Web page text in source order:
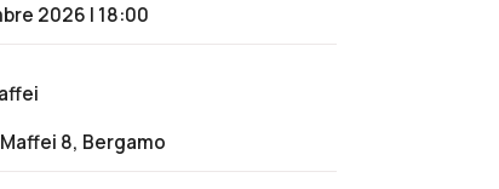
2026 | 18:00
8, Bergamo